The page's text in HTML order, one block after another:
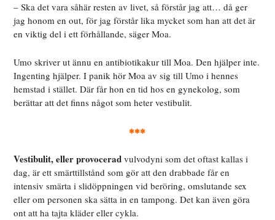
– Ska det vara såhär resten av livet, så förstår jag att… då ger
jag honom en out, för jag förstår lika mycket som han att det är
en viktig del i ett förhållande, säger Moa.
Umo skriver utännu en antibiotikakur till Moa. Den hjälper inte.
Ingenting hjälper. I panik hör Moa av sig till Umo i hennes
hemstad i stället. Där får hon en tid hos en gynekolog, som
berättar att det finns något som heter vestibulit.
***
Vestibulit, eller provocerad vulvodynisom det oftast kallas i
dag, är ett smärttillstånd som gör att den drabbade får en
intensiv smärta i slidöppningen vid beröring, omslutande sex
eller om personen ska sätta in en tampong. Det kan även göra
ont att ha tajta kläder eller cykla.